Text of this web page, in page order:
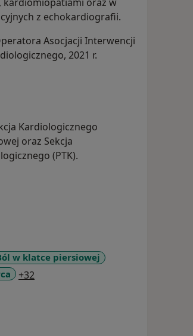
kardiomiopatiami oraz w
z echokardiografii.
Asocjacji Interwencji
2021 r.
Kardiologicznego
oraz Sekcja
(PTK).
w klatce piersiowej
+32